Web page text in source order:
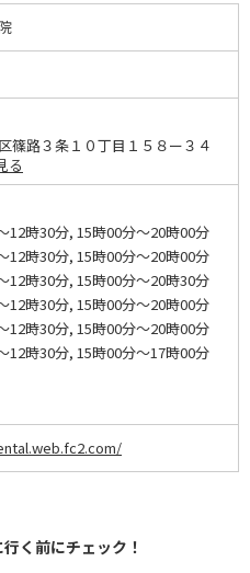
篠路３条１０丁目１５８ー３４
る
12時30分, 15時00分～20時00分
12時30分, 15時00分～20時00分
12時30分, 15時00分～20時30分
12時30分, 15時00分～20時00分
12時30分, 15時00分～20時00分
12時30分, 15時00分～17時00分
く前にチェック！